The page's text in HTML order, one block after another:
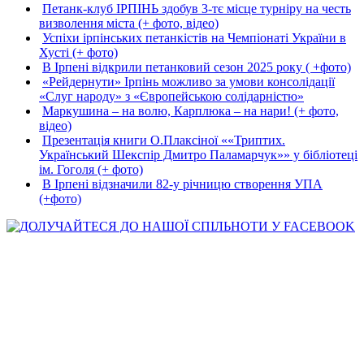
Петанк-клуб ІРПІНЬ здобув 3-тє місце турніру на честь
визволення міста (+ фото, відео)
Успіхи ірпінських петанкістів на Чемпіонаті України в
Хусті (+ фото)
В Ірпені відкрили петанковий сезон 2025 року ( +фото)
«Рейдернути» Ірпінь можливо за умови консолідації
«Слуг народу» з «Європейською солідарністю»
Маркушина – на волю, Карплюка – на нари! (+ фото,
відео)
Презентація книги О.Плаксіної ««Триптих.
Український Шекспір Дмитро Паламарчук»» у бібліотеці
ім. Гоголя (+ фото)
В Ірпені відзначили 82-у річницю створення УПА
(+фото)